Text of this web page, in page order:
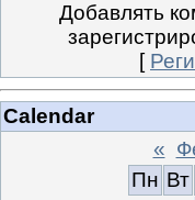
Добавлять
[
Calendar
«
Пн Вт